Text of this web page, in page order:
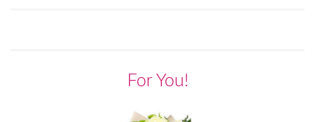
For You!